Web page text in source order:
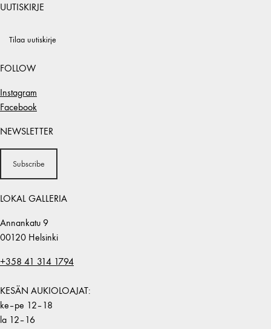
UUTISKIRJE
Tilaa uutiskirje
FOLLOW
Instagram
Facebook
NEWSLETTER
Subscribe
LOKAL GALLERIA
Annankatu 9
00120 Helsinki
+358 41 314 1794
KESÄN AUKIOLOAJAT:
ke–pe 12–18
la 12–16